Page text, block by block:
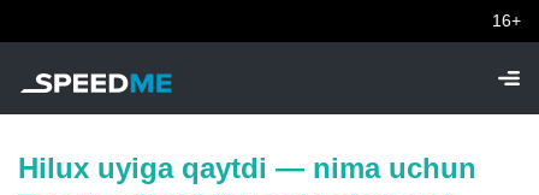
16+
Hilux uyiga qaytdi — nima uchun